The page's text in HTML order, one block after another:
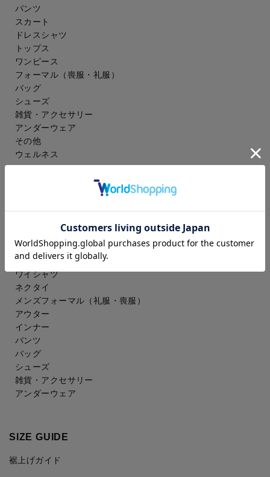
パンツ
スカート
ドレスシャツ
トップス
ワンピース
フォーマル（喪服・礼服）
バッグ
シューズ
雑貨・アクセサリー
アンダーウェア
その他
ウェルネス
スラックス
アイシャツ
ワイシャツ
ネクタイ
メンズフォーマル （礼服・喪服）
アウター
インナー
パンツ
バッグ
シューズ
雑貨・アクセサリー
アンダーウェア
SIZE GUIDE
裾上げガイド